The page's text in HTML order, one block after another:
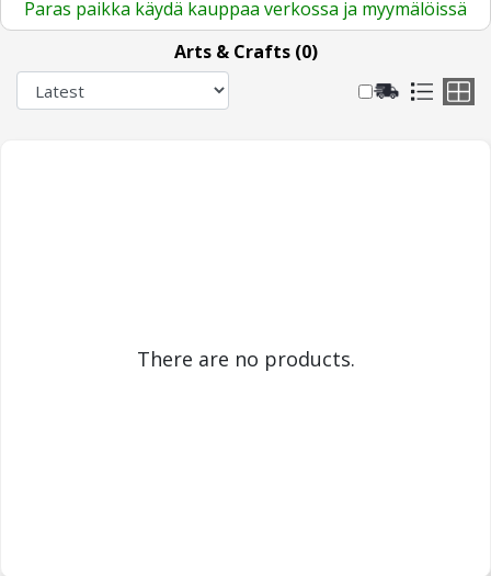
Paras paikka käydä kauppaa verkossa ja myymälöissä
Arts & Crafts (0)
There are no products.